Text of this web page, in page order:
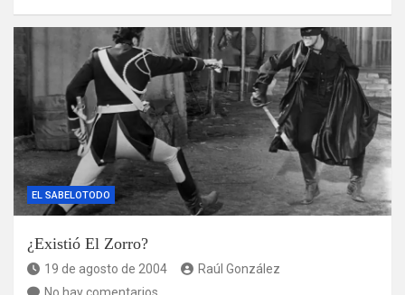
EL SABELOTODO
¿Existió El Zorro?
19 de agosto de 2004
Raúl González